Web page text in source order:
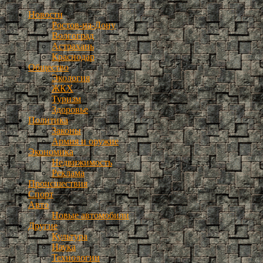
Новости
Ростов-на-Дону
Волгоград
Астрахань
Краснодар
Общество
Экология
ЖКХ
Туризм
Здоровье
Политика
Законы
Армия и оружие
Экономика
Недвижимость
Реклама
Происшествия
Спорт
Авто
Новые автомобили
Другие
Культура
Наука
Технологии